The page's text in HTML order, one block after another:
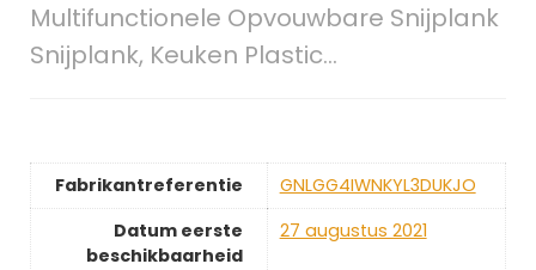
Multifunctionele Opvouwbare Snijplank
Snijplank, Keuken Plastic…
Fabrikantreferentie
GNLGG4IWNKYL3DUKJO
Datum eerste
beschikbaarheid
27 augustus 2021